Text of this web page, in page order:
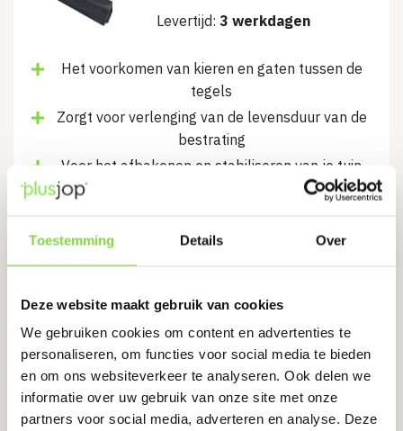
Toestemming Details Over
Deze website maakt gebruik van cookies
We gebruiken cookies om content en advertenties te
personaliseren, om functies voor social media te bieden
en om ons websiteverkeer te analyseren. Ook delen we
informatie over uw gebruik van onze site met onze
partners voor social media, adverteren en analyse. Deze
Levertijd: 3 werkdagen
Het voorkomen van kieren en gaten tussen de
tegels
Zorgt voor verlenging van de levensduur van de
bestrating
Voor het afbakenen en stabiliseren van je tuin
Bekijk product
Opsluitband 10x20x100 cm
Antraciet Komo
Levertijd:1 - 2 werkdagen